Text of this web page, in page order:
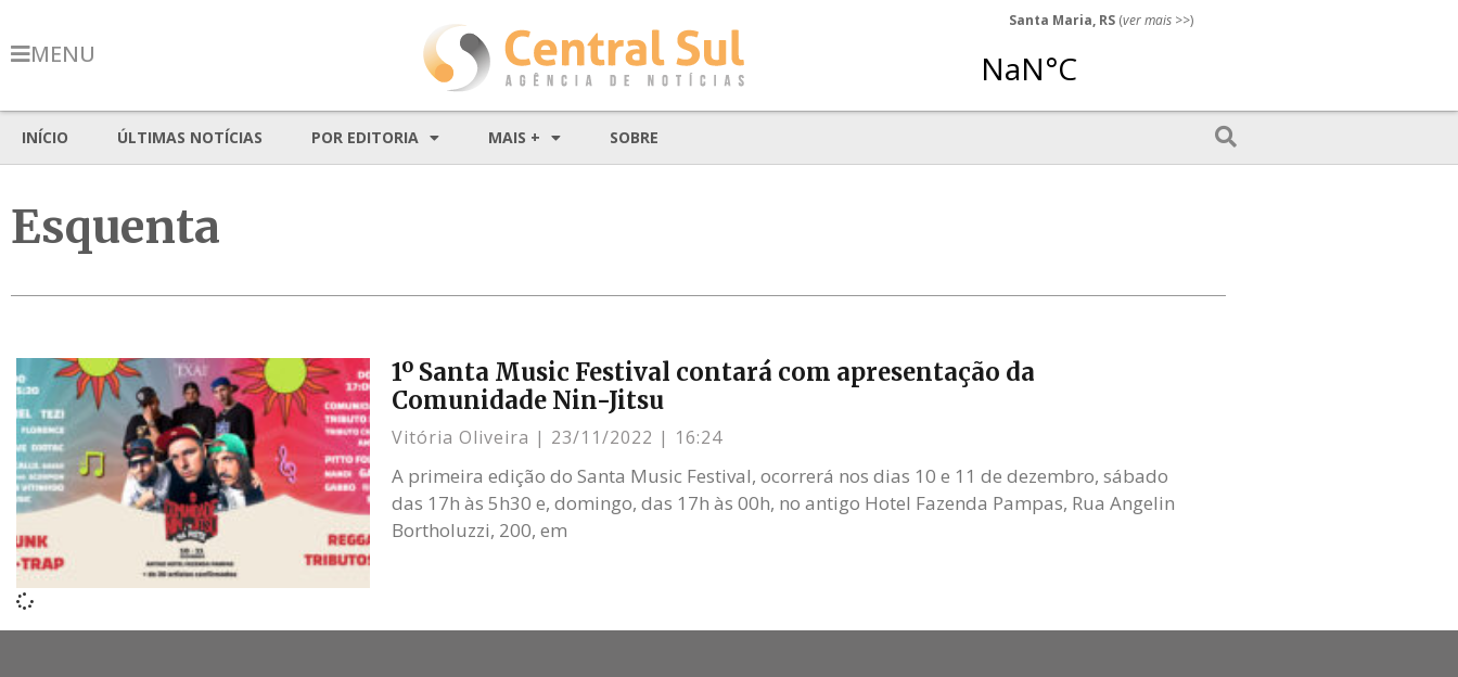
MENU
Santa Maria, RS (ver mais >>)
INÍCIO ÚLTIMAS NOTÍCIAS POR EDITORIA MAIS + SOBRE
Esquenta
1º Santa Music Festival contará com apresentação da
Comunidade Nin-Jitsu
Vitória Oliveira 23/11/2022 16:24
A primeira edição do Santa Music Festival, ocorrerá nos dias 10 e 11 de dezembro, sábado
das 17h às 5h30 e, domingo, das 17h às 00h, no antigo Hotel Fazenda Pampas, Rua Angelin
Bortholuzzi, 200, em